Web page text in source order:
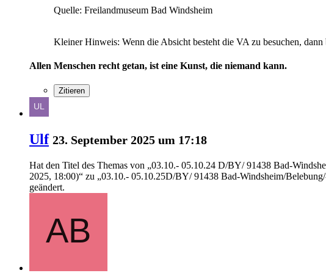
Quelle: Freilandmuseum Bad Windsheim
Kleiner Hinweis: Wenn die Absicht besteht die VA zu besuchen,
Allen Menschen recht getan, ist eine Kunst, die niemand kann.
Zitieren
Ulf 23. September 2025 um 17:18
Hat den Titel des Themas von „03.10.- 05.10.24 D/BY/ 91438 Bad-
2025, 18:00)“ zu „03.10.- 05.10.25D/BY/ 91438 Bad-Windsheim/
geändert.